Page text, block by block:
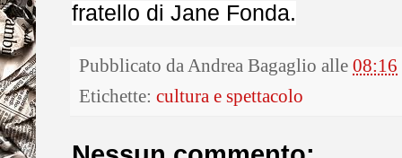
fratello di Jane Fonda.
Pubblicato daAndrea Bagaglio alle 08:16
Etichette: cultura e spettacolo